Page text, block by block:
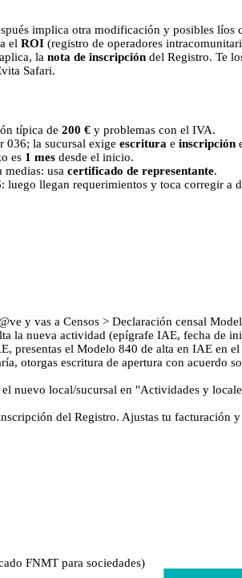
implica otra modificación y posibles líos
el ROI (registro de operadores
la nota de inscripción del Registro. Te
Safari.
típica de 200 € y problemas con el IVA.
036; la sucursal exige escritura e inscripción
es 1 mes desde el inicio.
medias: usa certificado de representante.
luego llegan requerimientos y toca corregir a
y vas a Censos > Declaración censal
la nueva actividad (epígrafe IAE, fecha de
presentas el Modelo 840 de alta en IAE en
otorgas escritura de apertura con
nuevo local/sucursal en "Actividades y
del Registro. Ajustas tu facturación
FNMT para sociedades)